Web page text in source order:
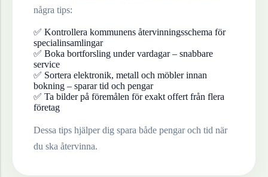
några tips:
✅ Kontrollera kommunens återvinningsschema för
specialinsamlingar
✅ Boka bortforsling under vardagar – snabbare
service
✅ Sortera elektronik, metall och möbler innan
bokning – sparar tid och pengar
✅ Ta bilder på föremålen för exakt offert från flera
företag
Dessa tips hjälper dig spara både pengar och tid när
du ska återvinna.